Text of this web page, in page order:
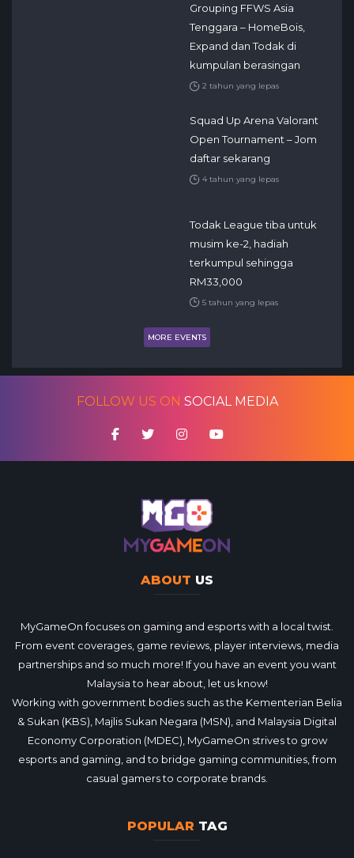
Grouping FFWS Asia
Tenggara – HomeBois,
Expand dan Todak di
kumpulan berasingan
2 tahun yang lepas
Squad Up Arena Valorant
Open Tournament – Jom
daftar sekarang
4 tahun yang lepas
Todak League tiba untuk
musim ke-2, hadiah
terkumpul sehingga
RM33,000
5 tahun yang lepas
MORE EVENTS
FOLLOW US ON SOCIAL MEDIA
ABOUT US
MyGameOn focuses on gaming and esports with a local twist.
From event coverages, game reviews, player interviews, media
partnerships and so much more! If you have an event you want
Malaysia to hear about, let us know!
Working with government bodies such as the Kementerian Belia
& Sukan (KBS), Majlis Sukan Negara (MSN), and Malaysia Digital
Economy Corporation (MDEC), MyGameOn strives to grow
esports and gaming, and to bridge gaming communities, from
casual gamers to corporate brands.
POPULAR TAG